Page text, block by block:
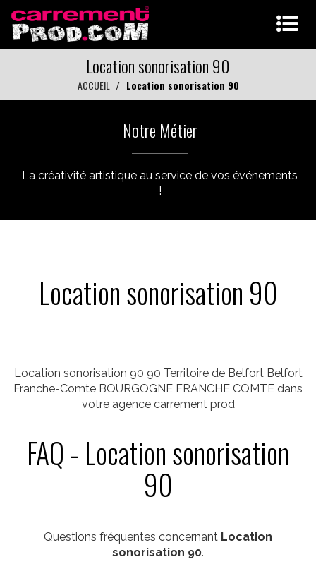
Location sonorisation 90
ACCUEIL Location sonorisation 90
Notre Métier
La créativité artistique au service de vos événements
!
Location sonorisation 90
Location sonorisation 90 90 Territoire de Belfort Belfort
Franche-Comte BOURGOGNE FRANCHE COMTE dans
votre agence carrement prod
FAQ - Location sonorisation
90
Questions fréquentes concernant Location
sonorisation 90.